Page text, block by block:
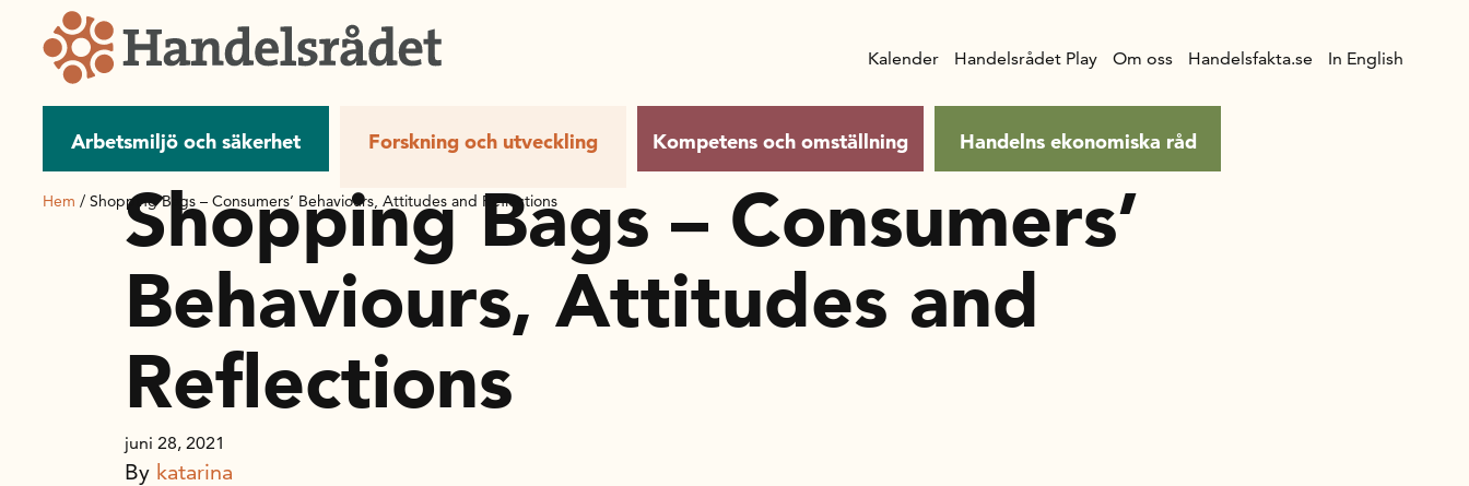
Arbetsmiljö och säkerhet Forskning och utveckling Kompetens och omställning Handelns ekonomiska råd
Kalender Handelsrådet Play Om oss Handelsfakta.se In English
Hem / Shopping Bags – Consumers’ Behaviours, Attitudes and Reflections
Shopping Bags – Consumers’
Behaviours, Attitudes and
Reflections
juni 28, 2021
By katarina